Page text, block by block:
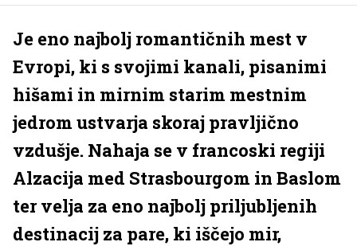
Je eno najbolj romantičnih mest v
Evropi, ki s svojimi kanali, pisanimi
hišami in mirnim starim mestnim
jedrom ustvarja skoraj pravljično
vzdušje. Nahaja se v francoski regiji
Alzacija med Strasbourgom in Baslom
ter velja za eno najbolj priljubljenih
destinacij za pare, ki iščejo mir,